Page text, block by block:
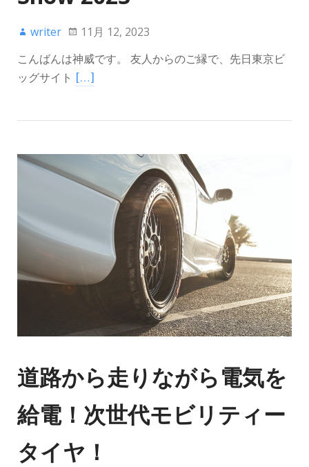
writer 11月 12, 2023
こんばんは神威です。 友人からのご縁で、先日東京ビ
ッグサイト […]
道路から走りながら電気を
給電！次世代モビリティー
タイヤ！